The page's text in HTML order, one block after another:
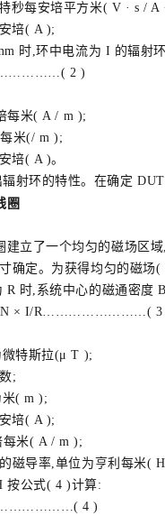
安培平方米( V · s / A
培( A );
时,环中电流为 I 的辐射
2 )
米( A / m );
米(/ m );
( A )。
环的特性。在确定 DUT
圈
立了一个均匀的磁场区域
定。为获得均匀的磁场(
时,系统中心的磁通密度
N × I/R……………………( 3
斯拉(μ T );
;
( m );
培( A );
米( A / m );
导率,单位为亨利每米(
公式( 4 )计算:
4 )